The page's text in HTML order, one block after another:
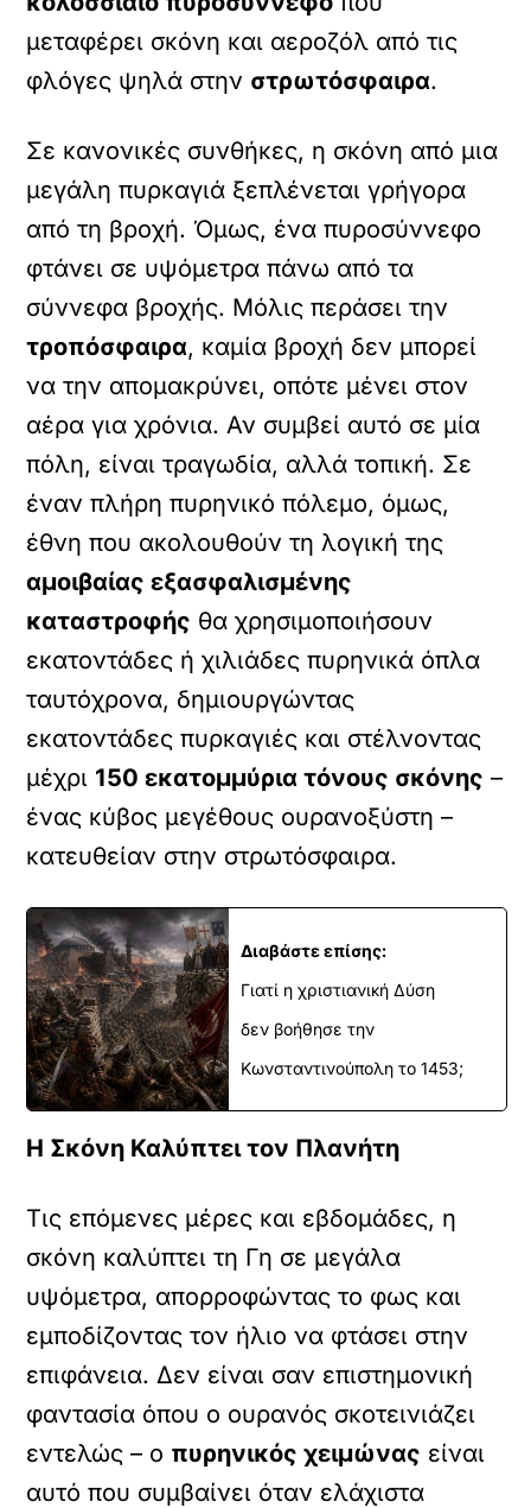
μεταφέρει σκόνη και αεροζόλ από τις
φλόγες ψηλά στην στρωτόσφαιρα.
Σε κανονικές συνθήκες, η σκόνη από μια
μεγάλη πυρκαγιά ξεπλένεται γρήγορα
από τη βροχή. Όμως, ένα πυροσύννεφο
φτάνει σε υψόμετρα πάνω από τα
σύννεφα βροχής. Μόλις περάσει την
τροπόσφαιρα, καμία βροχή δεν μπορεί
να την απομακρύνει, οπότε μένει στον
αέρα για χρόνια. Αν συμβεί αυτό σε μία
πόλη, είναι τραγωδία, αλλά τοπική. Σε
έναν πλήρη πυρηνικό πόλεμο, όμως,
έθνη που ακολουθούν τη λογική της
αμοιβαίας εξασφαλισμένης
καταστροφής θα χρησιμοποιήσουν
εκατοντάδες ή χιλιάδες πυρηνικά όπλα
ταυτόχρονα, δημιουργώντας
εκατοντάδες πυρκαγιές και στέλνοντας
μέχρι 150 εκατομμύρια τόνους σκόνης –
ένας κύβος μεγέθους ουρανοξύστη –
κατευθείαν στην στρωτόσφαιρα.
Διαβάστε επίσης:
Γιατί η χριστιανική Δύση
δεν βοήθησε την
Κωνσταντινούπολη το 1453;
Η Σκόνη Καλύπτει τον Πλανήτη
Τις επόμενες μέρες και εβδομάδες, η
σκόνη καλύπτει τη Γη σε μεγάλα
υψόμετρα, απορροφώντας το φως και
εμποδίζοντας τον ήλιο να φτάσει στην
επιφάνεια. Δεν είναι σαν επιστημονική
φαντασία όπου ο ουρανός σκοτεινιάζει
εντελώς – ο πυρηνικός χειμώνας είναι
αυτό που συμβαίνει όταν ελάχιστα